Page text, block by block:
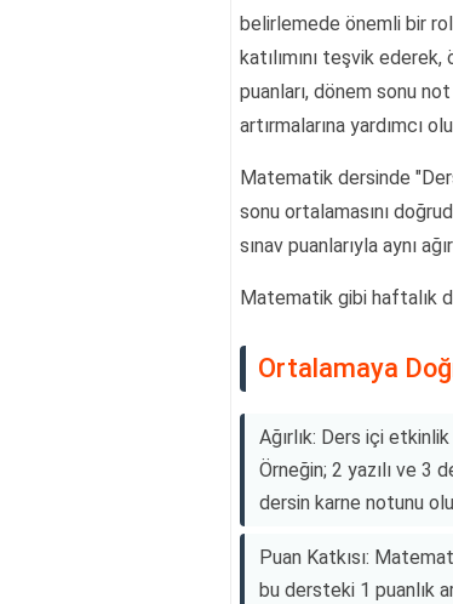
belirlemede önemli bir
katılımını teşvik
puanları, dönem sonu
artırmalarına yardımcı
Matematik dersinde
sonu ortalamasını
sınav puanlarıyla aynı
Matematik gibi haftalık
Ortalamaya
Ağırlık: Ders içi
Örneğin; 2 yazılı ve 3
dersin karne notunu
Puan Katkısı:
bu dersteki 1 puanlık